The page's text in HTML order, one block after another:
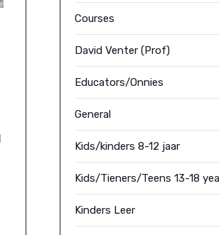
Courses
David Venter (Prof)
Educators/Onnies
General
Kids/kinders 8-12 jaar
Kids/Tieners/Teens 13-18
Kinders Leer